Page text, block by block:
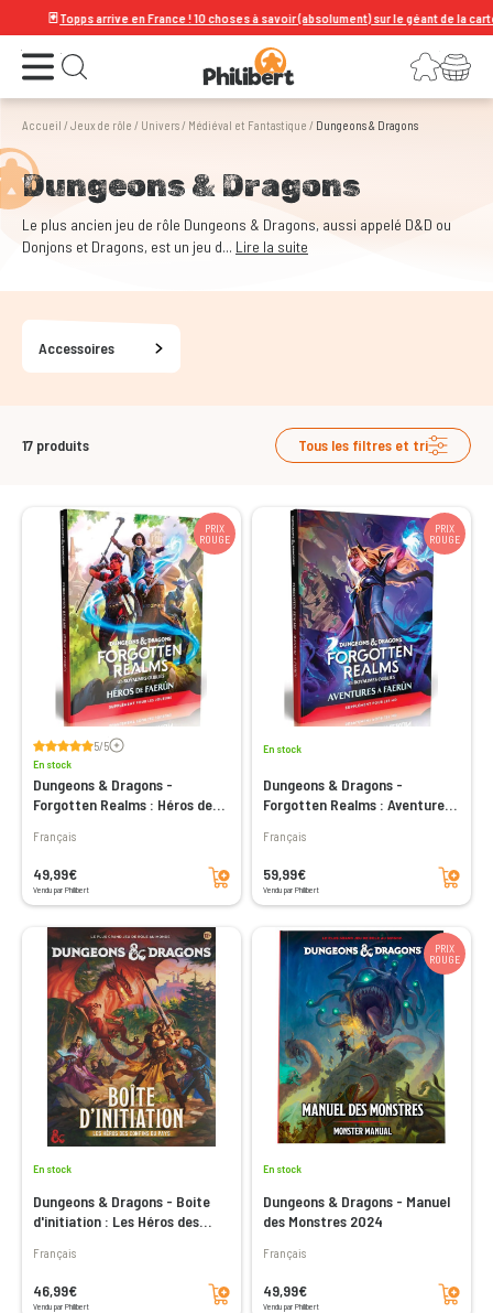
Topps arrive en France ! 10 choses à savoir (absolument) sur le géant de la carte à
Ouvrir le menu Ouvrir la recherche Connexion
Votre panier
Accueil / Jeux de rôle / Univers/ Médiéval et Fantastique / Dungeons & Dragons
Dungeons & Dragons
Le plus ancien jeu de rôle Dungeons & Dragons, aussi appelé D&D ou
Donjons et Dragons, est un jeu d... Lire la suite
Accessoires
17 produits Tous les filtres et tri
PRIX
ROUGE
5/5Voir les avis
En stock
Dungeons & Dragons -
Forgotten Realms : Héros de
Français
49,99€
Vendu par Philibert
Ajouter au panier
PRIX
ROUGE
En stock
Dungeons & Dragons -
Forgotten Realms : Aventures
Français
59,99€
Vendu par Philibert
Ajouter au panier
En stock
Dungeons & Dragons - Boite
d'initiation : Les Héros des
Français
46,99€
Vendu par Philibert
Ajouter au panier
PRIX
ROUGE
En stock
Dungeons & Dragons - Manuel
des Monstres 2024
Français
49,99€
Vendu par Philibert
Ajouter au panier